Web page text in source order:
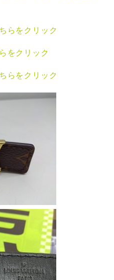
らをクリック
をクリック
らをクリック